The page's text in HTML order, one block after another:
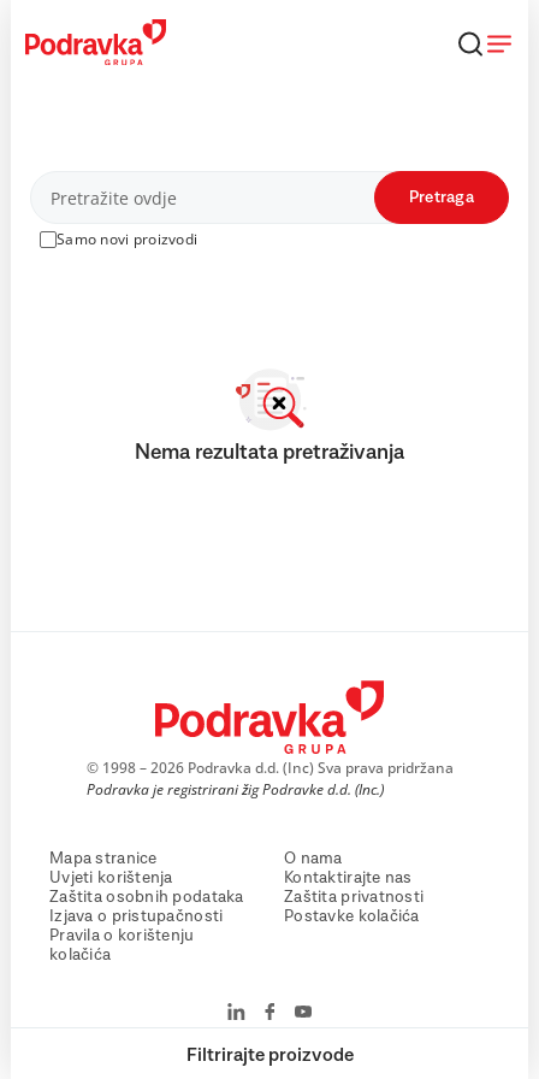
content
Proizvodi
Samo novi proizvodi
Pretraga
Filtrirajte proizvode
Nema rezultata pretraživanja
© 1998 – 2026 Podravka d.d. (Inc) Sva prava pridržana
Podravka je registrirani žig Podravke d.d. (Inc.)
Mapa stranice
Uvjeti korištenja
Zaštita osobnih podataka
Izjava o pristupačnosti
Pravila o korištenju
kolačića
O nama
Kontaktirajte nas
Zaštita privatnosti
Postavke kolačića